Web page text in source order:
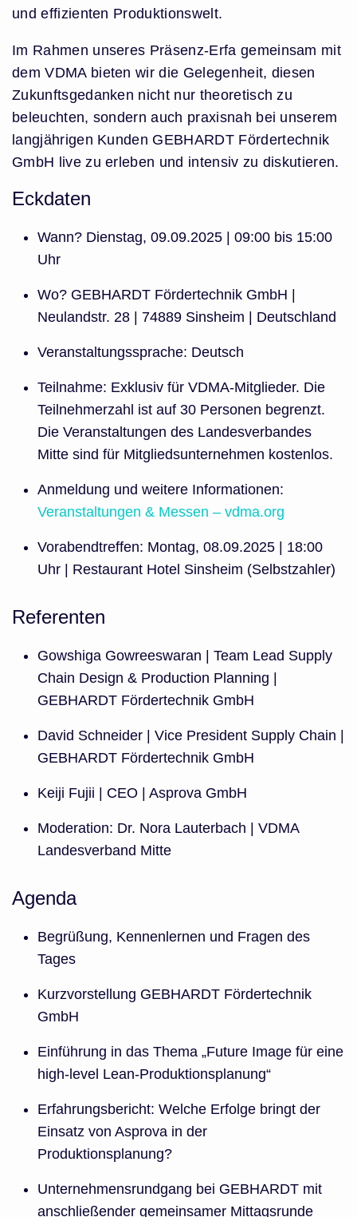
und effizienten Produktionswelt.
Im Rahmen unseres Präsenz-Erfa gemeinsam mit
dem VDMA bieten wir die Gelegenheit, diesen
Zukunftsgedanken nicht nur theoretisch zu
beleuchten, sondern auch praxisnah bei unserem
langjährigen Kunden GEBHARDT Fördertechnik
GmbH live zu erleben und intensiv zu diskutieren.
Eckdaten
Wann? Dienstag, 09.09.2025 | 09:00 bis 15:00
Uhr
Wo? GEBHARDT Fördertechnik GmbH |
Neulandstr. 28 | 74889 Sinsheim | Deutschland
Veranstaltungssprache: Deutsch
Teilnahme: Exklusiv für VDMA-Mitglieder. Die
Teilnehmerzahl ist auf 30 Personen begrenzt.
Die Veranstaltungen des Landesverbandes
Mitte sind für Mitgliedsunternehmen kostenlos.
Anmeldung und weitere Informationen:
Veranstaltungen & Messen – vdma.org
Vorabendtreffen: Montag, 08.09.2025 | 18:00
Uhr | Restaurant Hotel Sinsheim (Selbstzahler)
Referenten
Gowshiga Gowreeswaran | Team Lead Supply
Chain Design & Production Planning |
GEBHARDT Fördertechnik GmbH
David Schneider | Vice President Supply Chain |
GEBHARDT Fördertechnik GmbH
Keiji Fujii | CEO | Asprova GmbH
Moderation: Dr. Nora Lauterbach | VDMA
Landesverband Mitte
Agenda
Begrüßung, Kennenlernen und Fragen des
Tages
Kurzvorstellung GEBHARDT Fördertechnik
GmbH
Einführung in das Thema „Future Image für eine
high-level Lean-Produktionsplanung“
Erfahrungsbericht: Welche Erfolge bringt der
Einsatz von Asprova in der
Produktionsplanung?
Unternehmensrundgang bei GEBHARDT mit
anschließender gemeinsamer Mittagsrunde